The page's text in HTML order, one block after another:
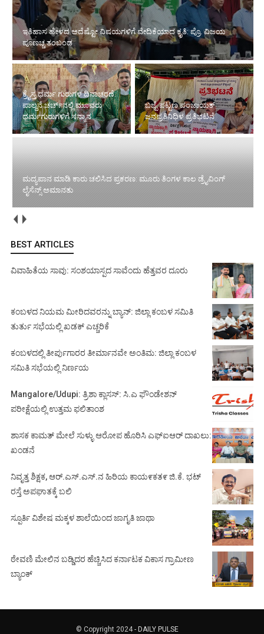
ಇತಿಹಾಸ ಹೇಳದ ಅದೆಷ್ಟೋ ವಿಷಯಗಳಿಗೆ ವೇದಿಕೆಯಾದ ಕೃತಿ: ಪ್ರೊ. ವಿಜಯ
ಪೂಣಚ್ಚ ತಂಬಂಡ
ಕ್ರೈಸ್ತ ಧರ್ಮ ಗುರುಗಳ ದಿನಾಚರಣೆ:
ಪಾಲ್ದನೆ ಚರ್ಚ್‌ನಲ್ಲಿ ಮೂವರು
ಧರ್ಮಗುರುಗಳಿಗೆ ಸನ್ಮಾನ
ಬಜ್ಪೆ ಪಟ್ಟಣ ಪಂಚಾಯತ್
ಜನಪ್ರತಿನಿಧಿಳ ಪ್ರತಿಭಟನೆ
ಮದ್ಯಪಾನ ಮಾಡಿ ಕಾರು ಚಲಿಸಿದ ಪ್ರಕರಣ: ಮೂರು ತಿಂಗಳ ಕಾಲ ಡ್ರೈವಿಂಗ್
ಲೈಸೆನ್ಸ್ ಅಮಾನತು
BEST ARTICLES
ವಿವಾಹಿತೆಯ ಸಾವು: ಸಂಶಯಾಸ್ಪದ ಸಾವೆಂದು ಹೆತ್ತವರ ದೂರು
ಕಂಬಳದ ನಿಯಮ ಮೀರಿದವರನ್ನು ಬ್ಯಾನ್: ಜಿಲ್ಲಾ ಕಂಬಳ ಸಮಿತಿ
ತುರ್ತು ಸಭೆಯಲ್ಲಿ ಖಡಕ್ ಎಚ್ಚರಿಕೆ
ಕಂಬಳದಲ್ಲಿ ತೀರ್ಪುಗಾರರ ತೀರ್ಮಾನವೇ ಅಂತಿಮ: ಜಿಲ್ಲಾ ಕಂಬಳ
ಸಮಿತಿ ಸಭೆಯಲ್ಲಿ ನಿರ್ಣಯ
Mangalore/Udupi: ತ್ರಿಶಾ ಕ್ಲಾಸಸ್: ಸಿ.ಎ ಫೌಂಡೇಶನ್
ಪರೀಕ್ಷೆಯಲ್ಲಿ ಉತ್ತಮ ಫಲಿತಾಂಶ
ಶಾಸಕ ಕಾಮತ್ ಮೇಲೆ ಸುಳ್ಳು ಆರೋಪ ಹೊರಿಸಿ ಎಫ್‌ಐಆರ್ ದಾಖಲು:
ಖಂಡನೆ
ನಿವೃತ್ತ ಶಿಕ್ಷಕ, ಆರ್.ಎಸ್.ಎಸ್.ನ ಹಿರಿಯ ಕಾಯ೯ಕತ೯ ಜಿ.ಕೆ. ಭಟ್
ರಸ್ತೆ ಅಪಘಾತಕ್ಕೆ ಬಲಿ
ಸ್ಪೂರ್ತಿ ವಿಶೇಷ ಮಕ್ಕಳ ಶಾಲೆಯಿಂದ ಜಾಗೃತಿ ಜಾಥಾ
ಠೇವಣಿ ಮೇಲಿನ ಬಡ್ಡಿದರ ಹೆಚ್ಚಿಸಿದ ಕರ್ನಾಟಕ ವಿಕಾಸ ಗ್ರಾಮೀಣ
ಬ್ಯಾಂಕ್
© Copyright 2024 - DAILY PULSE